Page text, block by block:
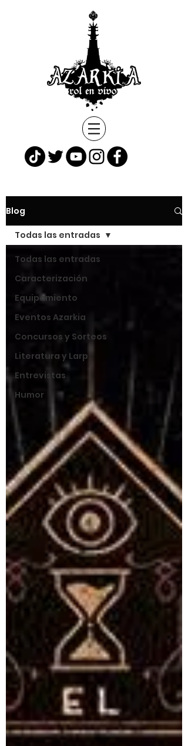
Blog
Todas las entradas
Caracterización
Equipamiento
Eventos Azarkia
Concursos y Sorteos
Literatura y Larp
Entrevistas
Humor
Todas las entradas